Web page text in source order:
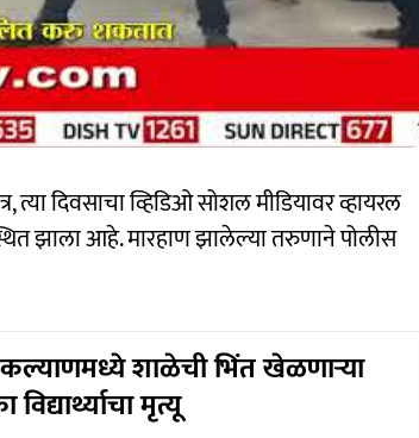
त्या दिवसाचा व्हिडिओ सोशल मीडियावर व्हायरल
झाला आहे. मारहाण झालेल्या तरुणाने पोलीस
शाळेची भिंत खेळणाऱ्या
मृत्यू